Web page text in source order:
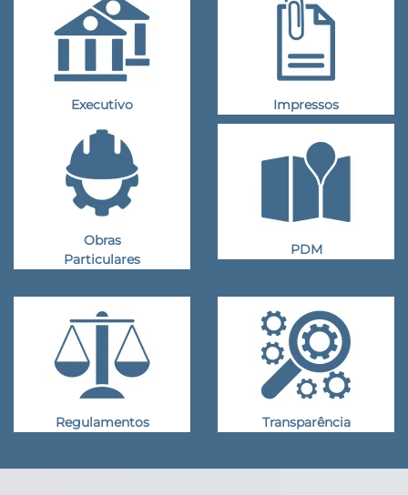
Executivo Impressos
Obras
Particulares
PDM
Regulamentos Transparência